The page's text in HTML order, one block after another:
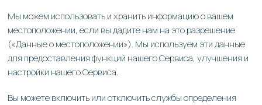
Мы можем использовать и хранить информацию о вашем
местоположении, если вы дадите нам на это разрешение
(«Данные о местоположении»). Мы используем эти данные
для предоставления функций нашего Сервиса, улучшения и
настройки нашего Сервиса.
Вы можете включить или отключить службы определения